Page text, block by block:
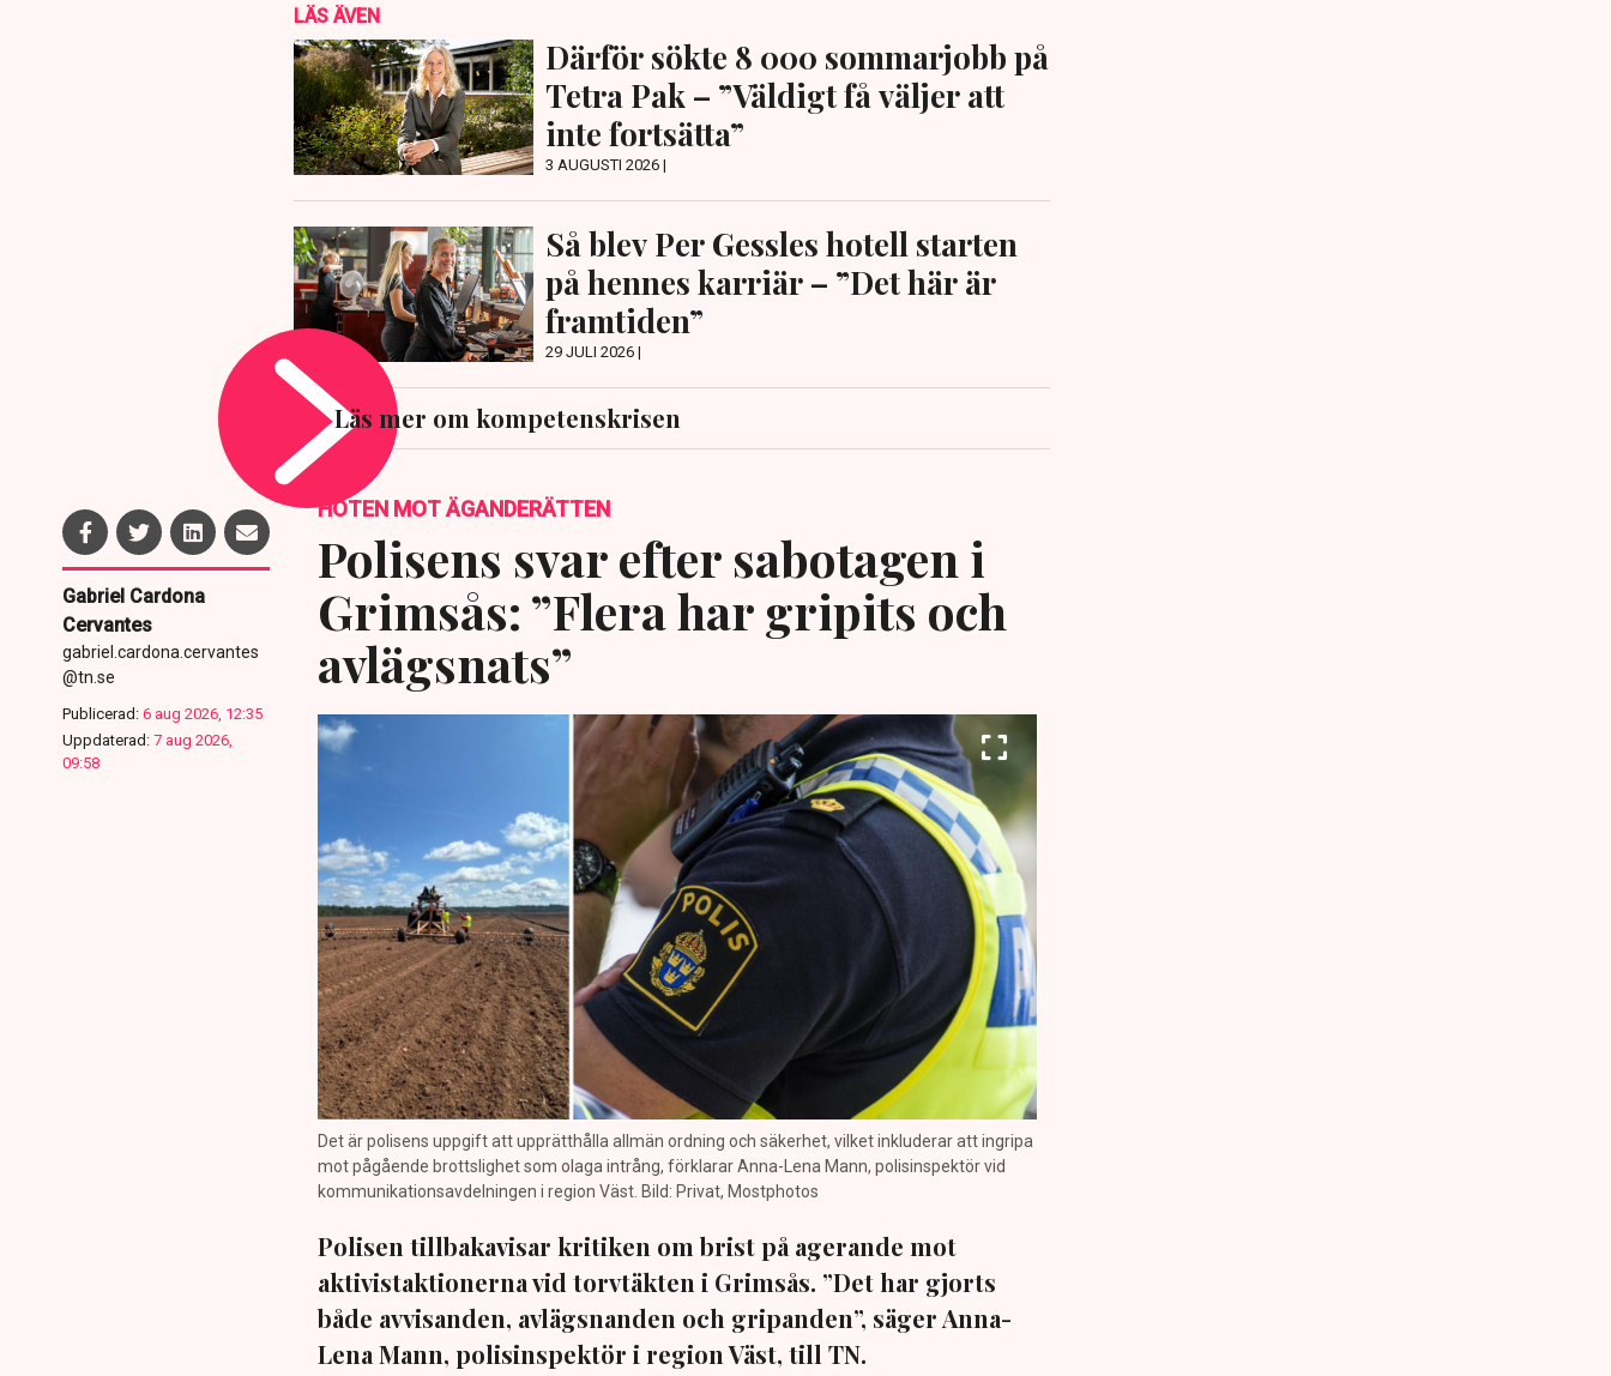
LÄS ÄVEN
Därför sökte 8 000 sommarjobb på
Tetra Pak – ”Väldigt få väljer att
inte fortsätta”
3 AUGUSTI 2026 |
Så blev Per Gessles hotell starten
på hennes karriär – ”Det här är
framtiden”
29 JULI 2026 |
Läs mer om kompetenskrisen
Gabriel Cardona
Cervantes
gabriel.cardona.cervantes
@tn.se
Publicerad: 6 aug 2026, 12:35
Uppdaterad: 7 aug 2026,
09:58
HOTEN MOT ÄGANDERÄTTEN
Polisens svar efter sabotagen i
Grimsås: ”Flera har gripits och
avlägsnats”
Det är polisens uppgift att upprätthålla allmän ordning och säkerhet, vilket inkluderar att ingripa
mot pågående brottslighet som olaga intrång, förklarar Anna-Lena Mann, polisinspektör vid
kommunikationsavdelningen i region Väst. Bild: Privat, Mostphotos
Polisen tillbakavisar kritiken om brist på agerande mot
aktivistaktionerna vid torvtäkten i Grimsås. ”Det har gjorts
både avvisanden, avlägsnanden och gripanden”, säger Anna-
Lena Mann, polisinspektör i region Väst, till TN.